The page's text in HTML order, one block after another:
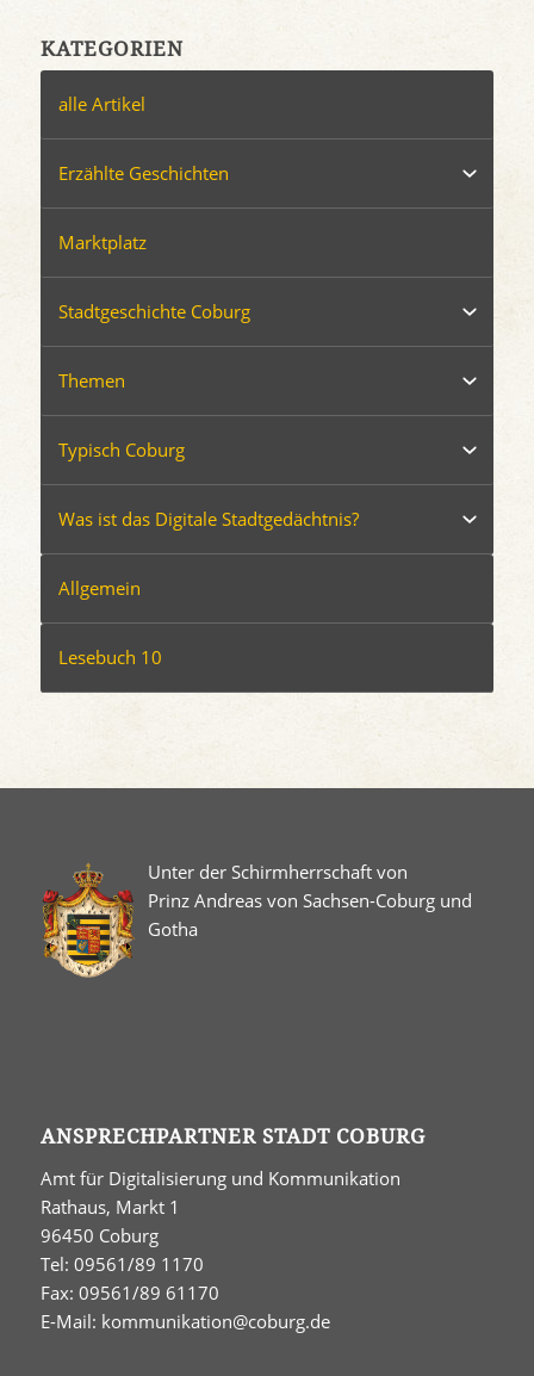
KATEGORIEN
alle Artikel
Erzählte Geschichten
Marktplatz
Stadtgeschichte Coburg
Themen
Typisch Coburg
Was ist das Digitale Stadtgedächtnis?
Allgemein
Lesebuch 10
Unter der Schirmherrschaft von
Prinz Andreas von Sachsen-Coburg und
Gotha
ANSPRECHPARTNER STADT COBURG
Amt für Digitalisierung und Kommunikation
Rathaus, Markt 1
96450 Coburg
Tel: 09561/89 1170
Fax: 09561/89 61170
E-Mail: kommunikation@coburg.de